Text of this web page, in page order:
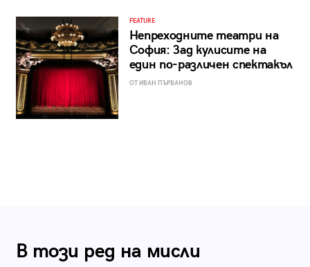
FEATURE
Непреходните театри на
София: Зад кулисите на
един по-различен спектакъл
ОТ ИВАН ПЪРВАНОВ
В този ред на мисли